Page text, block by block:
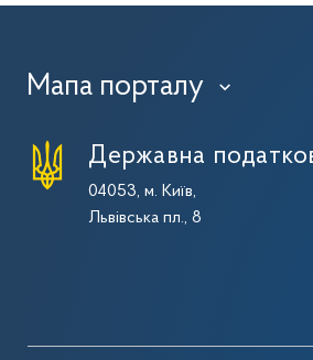
Мапа порталу ›
Державна
04053, м. Київ,
Львівська пл., 8